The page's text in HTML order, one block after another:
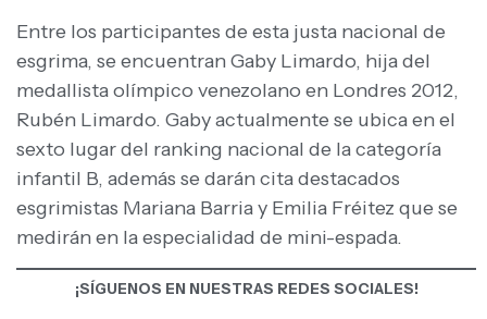
Entre los participantes de esta justa nacional de
esgrima, se encuentran Gaby Limardo, hija del
medallista olímpico venezolano en Londres 2012,
Rubén Limardo. Gaby actualmente se ubica en el
sexto lugar del ranking nacional de la categoría
infantil B, además se darán cita destacados
esgrimistas Mariana Barria y Emilia Fréitez que se
medirán en la especialidad de mini-espada.
¡SÍGUENOS EN NUESTRAS REDES SOCIALES!